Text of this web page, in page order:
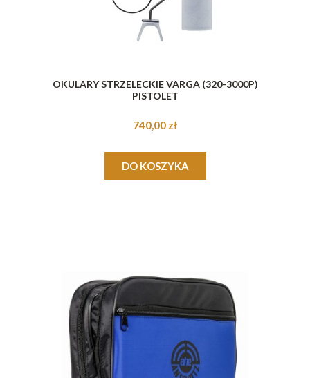
OKULARY STRZELECKIE VARGA (320-3000P)
PISTOLET
740,00 zł
DO KOSZYKA